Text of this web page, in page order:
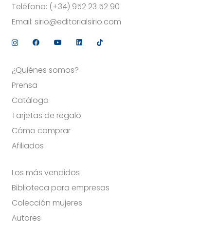
Teléfono: (+34) 952 23 52 90
Email: sirio@editorialsirio.com
¿Quiénes somos?
Prensa
Catálogo
Tarjetas de regalo
Cómo comprar
Afiliados
Los más vendidos
Biblioteca para empresas
Colección mujeres
Autores